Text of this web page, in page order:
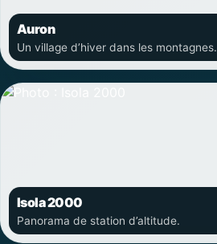
Auron
Un village d’hiver dans les montagnes.
Isola 2000
Panorama de station d’altitude.